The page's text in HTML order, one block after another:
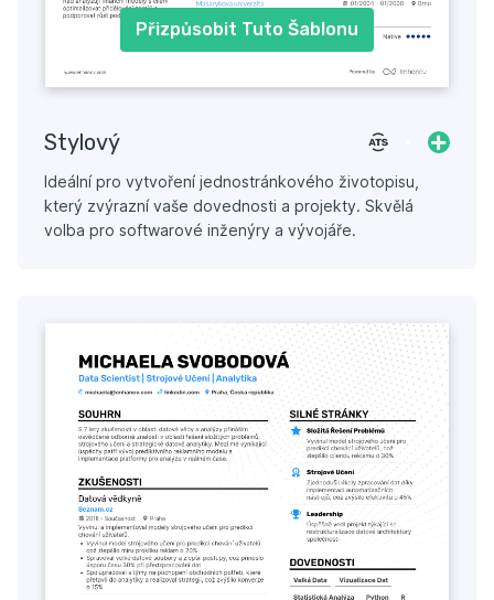
Přizpůsobit Tuto Šablonu
Stylový
Ideální pro vytvoření jednostránkového životopisu,
který zvýrazní vaše dovednosti a projekty. Skvělá
volba pro softwarové inženýry a vývojáře.